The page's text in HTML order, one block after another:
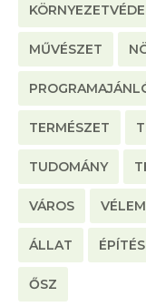
MŰVÉSZET
TERMÉSZET
TUDOMÁNY
VÁROS
ÁLLAT
ŐSZ